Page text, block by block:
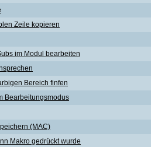
Zeile kopieren
im Modul bearbeiten
Bereich finfen
Bearbeitungsmodus
(MAC)
Makro gedrückt wurde